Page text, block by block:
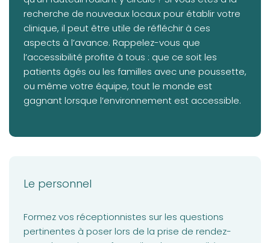
recherche de nouveaux locaux pour établir votre
clinique, il peut être utile de réfléchir à ces
aspects à l’avance. Rappelez-vous que
l’accessibilité profite à tous : que ce soit les
patients âgés ou les familles avec une poussette,
ou même votre équipe, tout le monde est
gagnant lorsque l’environnement est accessible.
Le personnel
Formez vos réceptionnistes sur les questions
pertinentes à poser lors de la prise de rendez-